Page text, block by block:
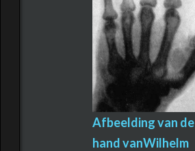
Afbeelding van de
hand vanWilhelm